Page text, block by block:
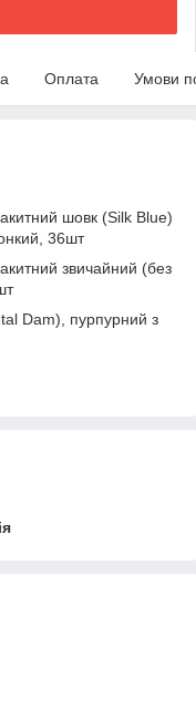
Оплата Умови
шовк (Silk Blue)
36шт
звичайний (без
Dam), пурпурний з